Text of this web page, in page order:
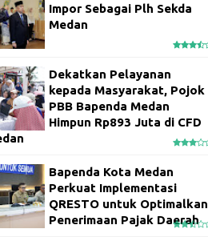
Impor Sebagai Plh Sekda
Medan
Dekatkan Pelayanan
kepada Masyarakat, Pojok
PBB Bapenda Medan
Himpun Rp893 Juta di CFD
Bapenda Kota Medan
Perkuat Implementasi
QRESTO untuk Optimalkan
Penerimaan Pajak Daerah